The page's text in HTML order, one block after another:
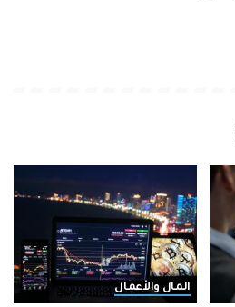
المال والأعمال